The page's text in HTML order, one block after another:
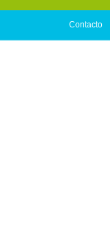
Contacto